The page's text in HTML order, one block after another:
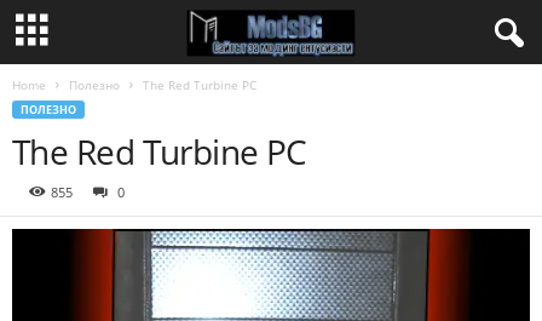
Home Полезно The Red Turbine PC
ПОЛЕЗНО
The Red Turbine PC
855 0